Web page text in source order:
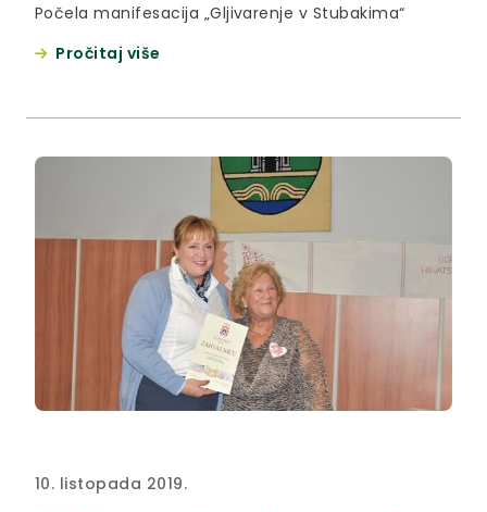
Počela manifesacija „Gljivarenje v Stubakima“
Pročitaj više
10. listopada 2019.